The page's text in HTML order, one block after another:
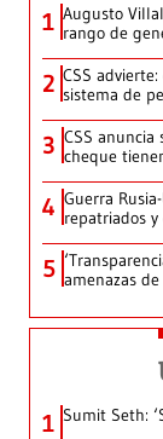
1 Augusto
rango de
2 CSS
sistema de
3 CSS anuncia
cheque
4 Guerra
repatriados
5 amenazas
1 Sumit Seth: